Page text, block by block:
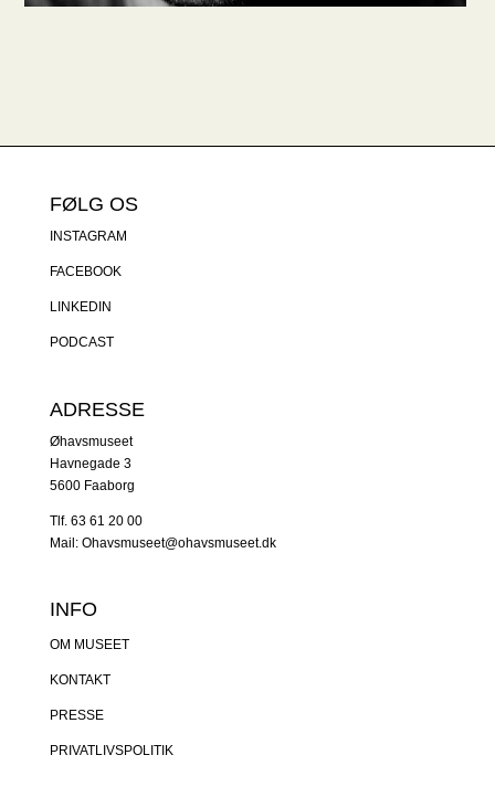
FØLG OS
INSTAGRAM
FACEBOOK
LINKEDIN
PODCAST
ADRESSE
Øhavsmuseet
Havnegade 3
5600 Faaborg
Tlf. 63 61 20 00
Mail: Ohavsmuseet@ohavsmuseet.dk
INFO
OM MUSEET
KONTAKT
PRESSE
PRIVATLIVSPOLITIK